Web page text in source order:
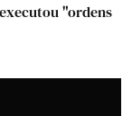
"ordens